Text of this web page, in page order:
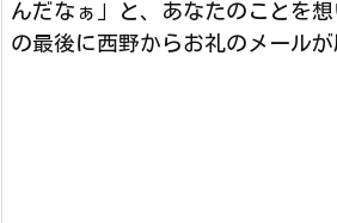
んだなぁ」と、あなたのことを
の最後に西野からお礼のメールが